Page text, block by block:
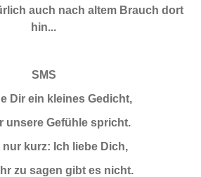
auch nach altem Brauch dort
hin...
SMS
Dir ein kleines Gedicht,
unsere Gefühle spricht.
nur kurz: Ich liebe Dich,
zu sagen gibt es nicht.